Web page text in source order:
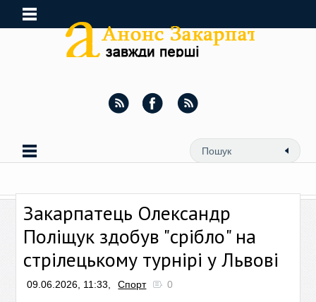
Закарпатець Олександр
Поліщук здобув "срібло" на
стрілецькому турнірі у Львові
09.06.2026, 11:33, Спорт 0